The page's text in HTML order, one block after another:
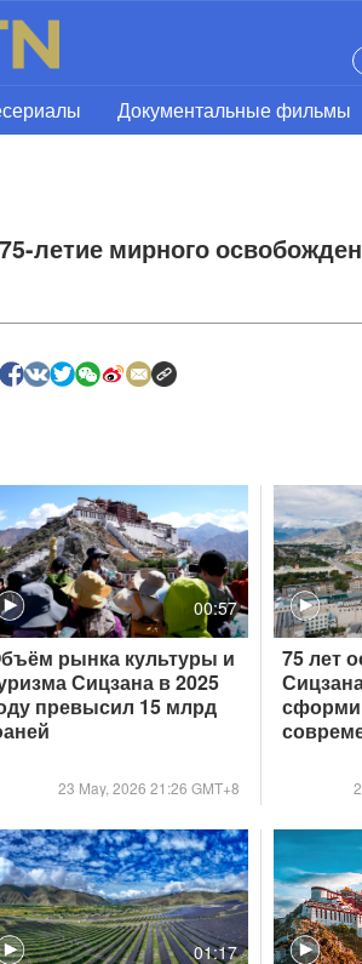
Документальные фильмы
75-летие мирного
00:57
рынка культуры и
Сицзана в 2025
превысил 15 млрд
23 May, 2026 21:26 GMT+8
75 лет
01:17